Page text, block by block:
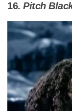
16. Pitch